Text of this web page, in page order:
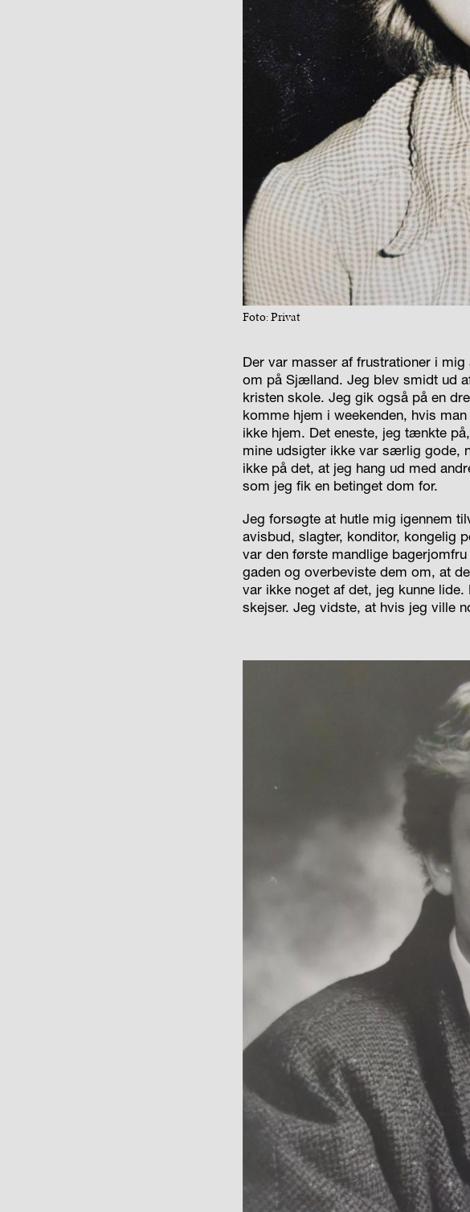
Foto: Privat
Der var masser af frustrationer i
om på Sjælland. Jeg blev smidt ud
kristen skole. Jeg gik også på en
komme hjem i weekenden, hvis
ikke hjem. Det eneste, jeg tænkte
mine udsigter ikke var særlig gode,
ikke på det, at jeg hang ud med
som jeg fik en betinget dom for.
Jeg forsøgte at hutle mig igennem
avisbud, slagter, konditor, kongelig
var den første mandlige
gaden og overbeviste dem om, at
var ikke noget af det, jeg kunne
skejser. Jeg vidste, at hvis jeg ville